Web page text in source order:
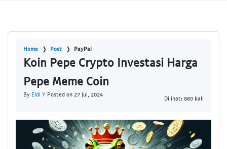
Home Post PayPal
Koin Pepe Crypto Investasi Harga
Pepe Meme Coin
By Eldi Y Posted on 27 Jul, 2024
Dilihat: 860 kali